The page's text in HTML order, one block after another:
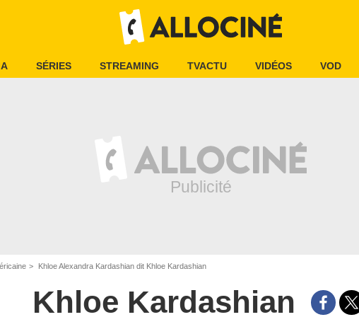
SÉRIES STREAMING TVACTU VIDÉOS VOD
Khloe Alexandra Kardashian dit Khloe Kardashian
Khloe Kardashian